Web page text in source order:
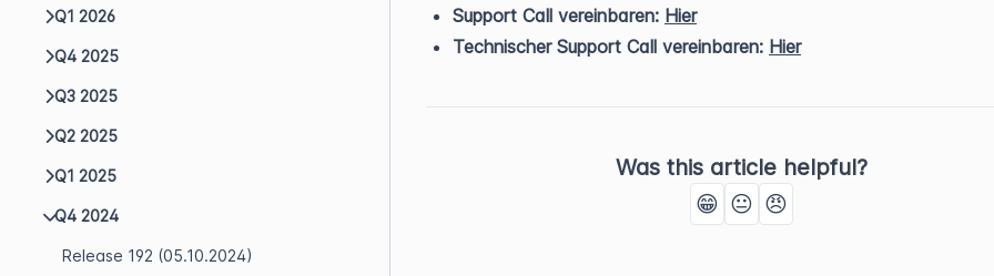
Q1 2026
Q4 2025
Q3 2025
Q2 2025
Q1 2025
Q4 2024
Release 192 (05.10.2024)
Support Call vereinbaren: Hier
Technischer Support Call vereinbaren: Hier
Was this article helpful?
😁 😐 😠